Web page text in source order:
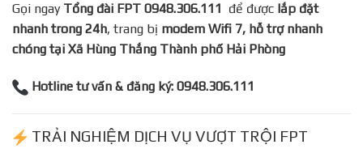
Gọi ngay Tổng đài FPT 0948.306.111 để được lắp đặt
nhanh trong 24h, trang bị modem Wifi 7, hỗ trợ nhanh
chóng tại Xã Hùng Thắng Thành phố Hải Phòng
Hotline tư vấn & đăng ký: 0948.306.111
TRẢI NGHIỆM DỊCH VỤ VƯỢT TRỘI FPT